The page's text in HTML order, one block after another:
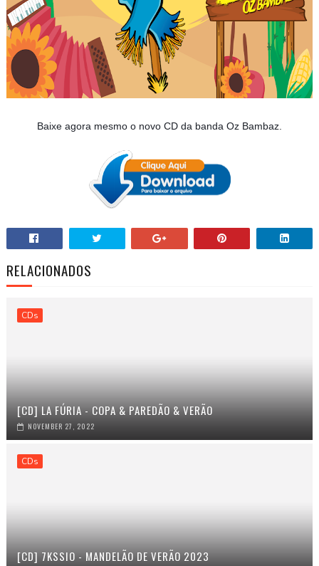
Baixe agora mesmo o novo CD da banda Oz Bambaz.
RELACIONADOS
CDs
[CD] LA FÚRIA - COPA & PAREDÃO & VERÃO
NOVEMBER 27, 2022
CDs
[CD] 7KSSIO - MANDELÃO DE VERÃO 2023